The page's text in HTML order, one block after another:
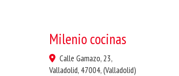
Milenio cocinas
Calle Gamazo, 23,
Valladolid, 47004,(Valladolid)